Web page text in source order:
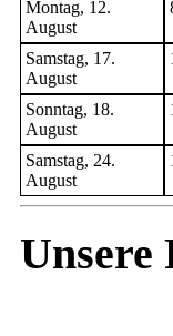
Montag, 12.
August
Samstag, 17.
August
Sonntag, 18.
August
Samstag, 24.
August
Unsere